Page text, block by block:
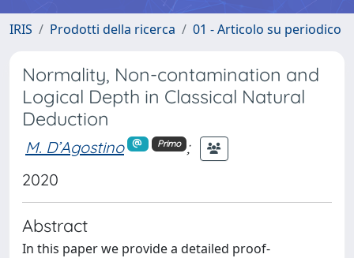
IRIS Prodotti della ricerca 01 - Articolo su periodico
Normality, Non-contamination and
Logical Depth in Classical Natural
Deduction
M. D’Agostino Primo
;
2020
Abstract
In this paper we provide a detailed proof-